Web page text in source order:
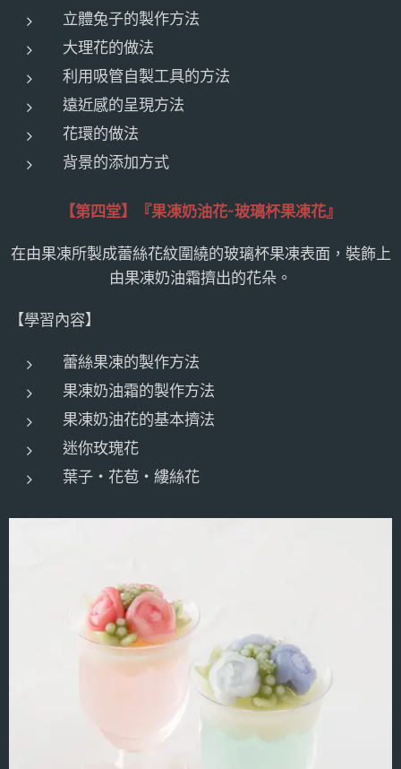
立體兔子的製作方法
大理花的做法
利用吸管自製工具的方法
遠近感的呈現方法
花環的做法
背景的添加方式
【第四堂】 『果凍奶油花~玻璃杯果凍花』
在由果凍所製成蕾絲花紋圍繞的玻璃杯果凍表面，裝飾上
由果凍奶油霜擠出的花朵。
【學習內容】
蕾絲果凍的製作方法
果凍奶油霜的製作方法
果凍奶油花的基本擠法
迷你玫瑰花
葉子‧花苞‧縷絲花